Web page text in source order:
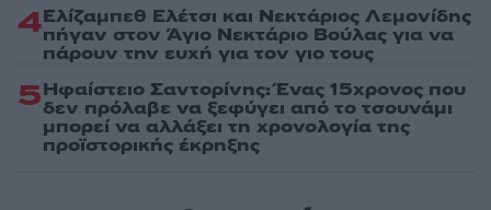
4Ελίζαμπεθ Ελέτσι και Νεκτάριος Λεμονίδης
πήγαν στον Άγιο Νεκτάριο Βούλας για να
πάρουν την ευχή για τον γιο τους
5Ηφαίστειο Σαντορίνης: Ένας 15χρονος που
δεν πρόλαβε να ξεφύγει από το τσουνάμι
μπορεί να αλλάξει τη χρονολογία της
προϊστορικής έκρηξης